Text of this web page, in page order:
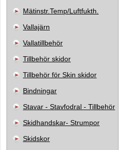
Mätinstr.Temp/Luftfukth.
Vallajärn
Vallatillbehör
Tillbehör skidor
Tillbehör för Skin skidor
Bindningar
Stavar - Stavfodral - Tillbehör
Skidhandskar- Strumpor
Skidskor